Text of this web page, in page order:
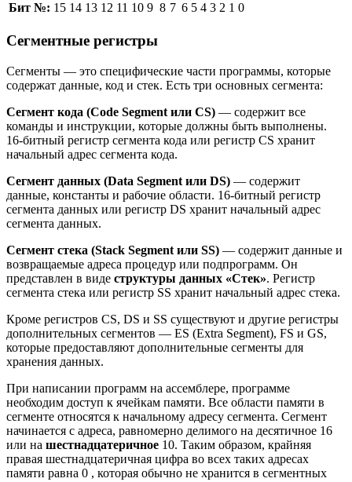
Бит №: 15 14 13 12 11 10 9 8 7 6 5 4 3 2 1 0
Сегментные регистры
Сегменты — это специфические части программы, которые
содержат данные, код и стек. Есть три основных сегмента:
Сегмент кода (Code Segment или CS) — содержит все
команды и инструкции, которые должны быть выполнены.
16-битный регистр сегмента кода или регистр CS хранит
начальный адрес сегмента кода.
Сегмент данных (Data Segment или DS) — содержит
данные, константы и рабочие области. 16-битный регистр
сегмента данных или регистр DS хранит начальный адрес
сегмента данных.
Сегмент стека (Stack Segment или SS) — содержит данные и
возвращаемые адреса процедур или подпрограмм. Он
представлен в виде структуры данных «Стек». Регистр
сегмента стека или регистр SS хранит начальный адрес стека.
Кроме регистров CS, DS и SS существуют и другие регистры
дополнительных сегментов — ES (Extra Segment), FS и GS,
которые предоставляют дополнительные сегменты для
хранения данных.
При написании программ на ассемблере, программе
необходим доступ к ячейкам памяти. Все области памяти в
сегменте относятся к начальному адресу сегмента. Сегмент
начинается с адреса, равномерно делимого на десятичное 16
или на шестнадцатеричное 10. Таким образом, крайняя
правая шестнадцатеричная цифра во всех таких адресах
памяти равна 0 , которая обычно не хранится в сегментных